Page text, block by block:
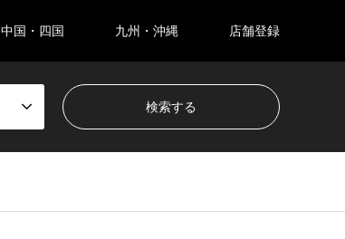
中国・四国 九州・沖縄 店舗登録